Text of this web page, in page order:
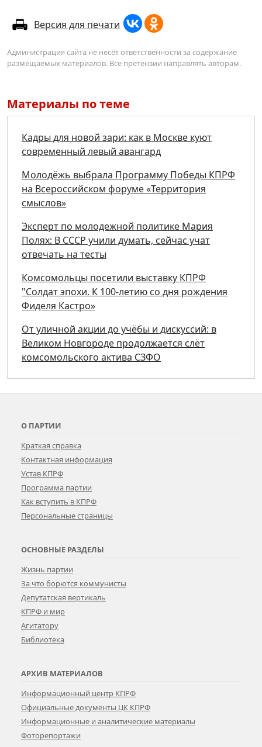
Версия для печати
Администрация сайта не несёт ответственности за содержание
размещаемых материалов. Все претензии направлять авторам.
Материалы по теме
Кадры для новой зари: как в Москве куют
современный левый авангард
Молодёжь выбрала Программу Победы КПРФ
на Всероссийском форуме «Территория
смыслов»
Эксперт по молодежной политике Мария
Полях: В СССР учили думать, сейчас учат
отвечать на тесты
Комсомольцы посетили выставку КПРФ
"Солдат эпохи. К 100-летию со дня рождения
Фиделя Кастро»
От уличной акции до учёбы и дискуссий: в
Великом Новгороде продолжается слёт
комсомольского актива СЗФО
О ПАРТИИ
Краткая справка
Контактная информация
Устав КПРФ
Программа партии
Как вступить в КПРФ
Персональные страницы
ОСНОВНЫЕ РАЗДЕЛЫ
Жизнь партии
За что борются коммунисты
Депутатская вертикаль
КПРФ и мир
Агитатору
Библиотека
АРХИВ МАТЕРИАЛОВ
Информационный центр КПРФ
Официальные документы ЦК КПРФ
Информационные и аналитические материалы
Фоторепортажи